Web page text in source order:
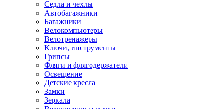
Седла и чехлы
Автобагажники
Багажники
Велокомпьютеры
Велотренажеры
Ключи, инструменты
Грипсы
Фляги и флягодержатели
Освещение
Детские кресла
Замки
Зеркала